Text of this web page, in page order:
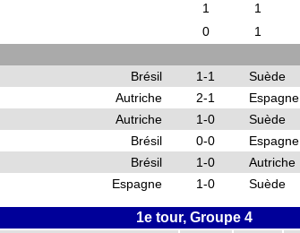
1 1
0 1
Brésil 1-1
Suède
Autriche
2-1
Espagne
Autriche
1-0
Suède
Brésil
0-0
Espagne
Brésil
1-0
Autriche
Espagne
1-0 Suède
1e tour, Groupe 4